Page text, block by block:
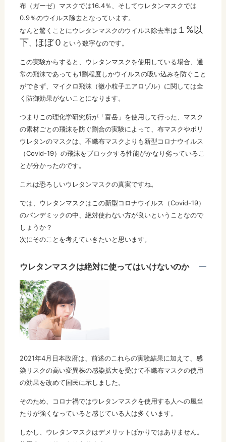
布（ガーゼ）マスクでは16.4％、そしてウレタンマスクでは
0.9％のウイルス除去となっています。
なんと驚くことにウレタンマスクのウイルス除去率は １%以
下
ほぼ０ という数字なのです。
この実験からすると、ウレタンマスクを使用している場合、通
常の飛沫であっても1割程度しかウイルスの吸い込みを防ぐこと
ができず、マイクロ飛沫（微小粒子エアロゾル）に関しては全
く防御効果がないことになります。
つまりこの理化学研究所が「富岳」を使用して行った、マスク
の素材ごとの飛沫を防ぐ割合の実験によって、布マスクやポリ
ウレタンのマスクは、不織布マスクよりも新型コロナウイルス
（Covid-19）の飛沫をブロックする性能がかなり劣っているこ
とが分かったのです。
これは恐ろしいウレタンマスクの真実ですね。
では、ウレタンマスクはこの新型コロナウイルス（Covid-19）
のパンデミックの中、絶対使わない方が良いということなので
しょうか？
次にそのことを考えていきたいと思います。
ウレタンマスクは絶対に使ってはいけないのか
2021年4月日本政府は、前述のこれらの実験結果に加えて、感
染リスクの高い変異株の感染拡大を受けて不織布マスクの使用
の効果を改めて国民に示しました。
そのため、コロナ禍ではウレタンマスクを使用する人への風当
たりが強くなっていると感じている人は多くいます。
しかし、ウレタンマスクはデメリットばかりではありません。